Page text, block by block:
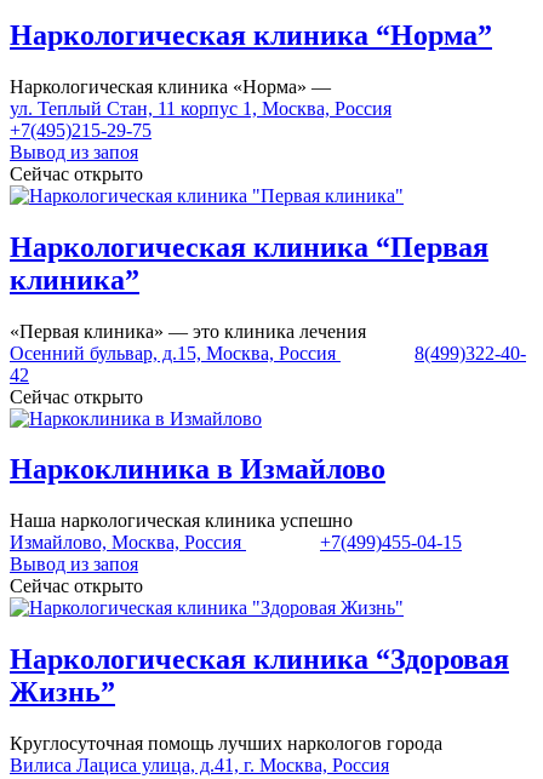
Наркологическая клиника “Норма”
Наркологическая клиника «Норма» —
ул. Теплый Стан, 11 корпус 1, Москва, Россия
+7(495)215-29-75
Вывод из запоя
Сейчас открыто
Наркологическая клиника “Первая
клиника”
«Первая клиника» — это клиника лечения
Осенний бульвар, д.15, Москва, Россия
8(499)322-40-
42
Сейчас открыто
Наркоклиника в Измайлово
Наша наркологическая клиника успешно
Измайлово, Москва, Россия
+7(499)455-04-15
Вывод из запоя
Сейчас открыто
Наркологическая клиника “Здоровая
Жизнь”
Круглосуточная помощь лучших наркологов города
Вилиса Лациса улица, д.41, г. Москва, Россия